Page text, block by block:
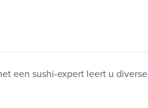
een sushi-expert leert u diverse